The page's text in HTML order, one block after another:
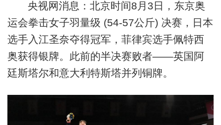
央视网消息：北京时间8月3日，东京奥
运会拳击女子羽量级 (54-57公斤) 决赛，日本
选手入江圣奈夺得冠军，菲律宾选手佩特西
奥获得银牌。此前的半决赛败者——英国阿
廷斯塔尔和意大利特斯塔并列铜牌。